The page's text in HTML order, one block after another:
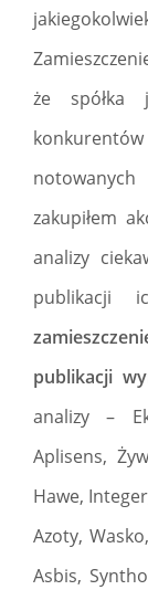
że
zakupiłem
analizy
publikacji
publikacji
analizy –
Aplisens,
Hawe,
Azoty,
Asbis,